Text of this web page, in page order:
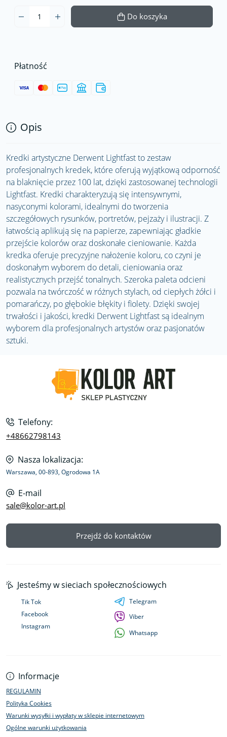
Do koszyka
Płatność
Opis
Kredki artystyczne Derwent Lightfast to zestaw
profesjonalnych kredek, które oferują wyjątkową odporność
na blaknięcie przez 100 lat, dzięki zastosowanej technologii
Lightfast. Kredki charakteryzują się intensywnymi,
nasyconymi kolorami, idealnymi do tworzenia
szczegółowych rysunków, portretów, pejzaży i ilustracji. Z
łatwością aplikują się na papierze, zapewniając gładkie
przejście kolorów oraz doskonałe cieniowanie. Każda
kredka oferuje precyzyjne nałożenie koloru, co czyni je
doskonałym wyborem do detali, cieniowania oraz
realistycznych przejść tonalnych. Szeroka paleta odcieni
pozwala na twórczość w różnych stylach, od ciepłych żółci i
pomarańczy, po głębokie błękity i fiolety. Dzięki swojej
trwałości i jakości, kredki Derwent Lightfast są idealnym
wyborem dla profesjonalnych artystów oraz pasjonatów
sztuki.
Telefony:
+48662798143
Nasza lokalizacja:
Warszawa, 00-893, Ogrodowa 1A
E-mail
sale@kolor-art.pl
Przejdź do kontaktów
Informacje
REGULAMIN
Polityka Cookies
Warunki wysyłki i wypłaty w sklepie internetowym
Ogólne warunki użytkowania
Jesteśmy w sieciach społecznościowych
Tik Tok
Facebook
Instagram
Telegram
Viber
Whatsapp